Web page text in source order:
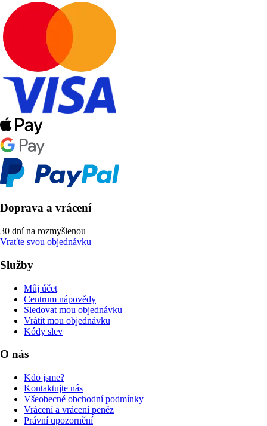
Doprava a vrácení
30 dní na rozmyšlenou
Vraťte svou objednávku
Služby
Můj účet
Centrum nápovědy
Sledovat mou objednávku
Vrátit mou objednávku
Kódy slev
O nás
Kdo jsme?
Kontaktujte nás
Všeobecné obchodní podmínky
Vrácení a vrácení peněz
Právní upozornění